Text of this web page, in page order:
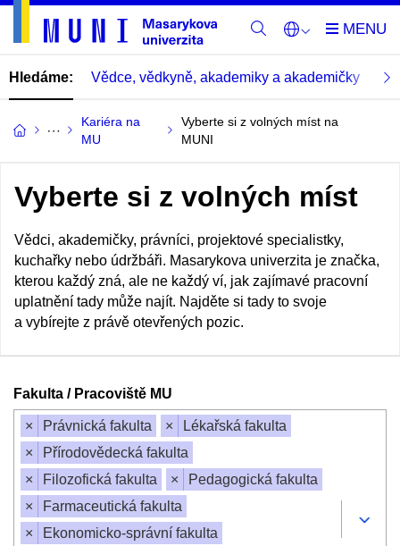
Hledáme: Vědce, vědkyně, akademiky a akademičky
Kariéra na
MU
Vyberte si z volných míst na
MUNI
Vyberte si z volných míst
Vědci, akademičky, právníci, projektové specialistky,
kuchařky nebo údržbáři. Masarykova univerzita je značka,
kterou každý zná, ale ne každý ví, jak zajímavé pracovní
uplatnění tady může najít. Najděte si tady to svoje
a vybírejte z právě otevřených pozic.
Fakulta / Pracoviště MU
× Právnická fakulta ×
Lékařská fakulta
×
Přírodovědecká fakulta
×
Filozofická fakulta ×
Pedagogická fakulta
×
Farmaceutická fakulta
×
Ekonomicko-správní fakulta